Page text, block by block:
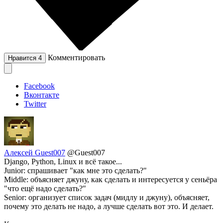
Нравится 4 Комментировать
Facebook
Вконтакте
Twitter
Алексей Guest007 @Guest007
Django, Python, Linux и всё такое...
Junior: спрашивает "как мне это сделать?"
Middle: объясняет джуну, как сделать и интересуется у сеньёра
"что ещё надо сделать?"
Senior: организует список задач (мидлу и джуну), объясняет,
почему это делать не надо, а лучше сделать вот это. И делает.